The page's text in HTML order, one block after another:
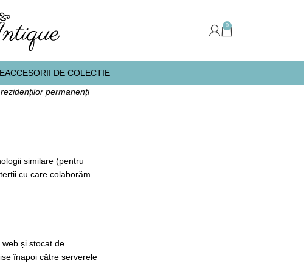
0
ACCESORII DE COLECTIE
permanenți
similare (pentru
cu care colaborăm.
și stocat de
înapoi către serverele